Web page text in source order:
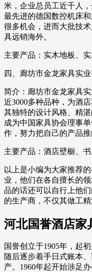
米，企业总员工近千人
最先进的德国数控机床
很多机会，进而大批技
具远销海外。
主要产品：实木地板、
四、廊坊市金龙家具实业
简介：廊坊市金龙家具
近3000多种品种，为酒
其独特的设计风格、精
成为中国家具协会理事
作，努力把自己的产品推
主要产品：酒店壁橱、
以上是小编为大家推荐
业，他们在各自擅长的
品的话还可以自行上他
的生产商，不仅其做工
河北国誉酒店家
国誉创立于1905年，起
随后逐步着手日式账本
产。1960年起开始涉足